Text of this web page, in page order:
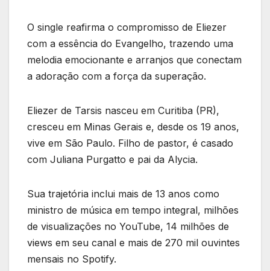
O single reafirma o compromisso de Eliezer
com a essência do Evangelho, trazendo uma
melodia emocionante e arranjos que conectam
a adoração com a força da superação.
Eliezer de Tarsis nasceu em Curitiba (PR),
cresceu em Minas Gerais e, desde os 19 anos,
vive em São Paulo. Filho de pastor, é casado
com Juliana Purgatto e pai da Alycia.
Sua trajetória inclui mais de 13 anos como
ministro de música em tempo integral, milhões
de visualizações no YouTube, 14 milhões de
views em seu canal e mais de 270 mil ouvintes
mensais no Spotify.